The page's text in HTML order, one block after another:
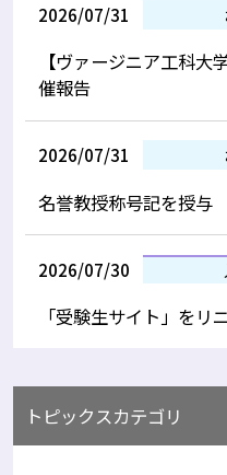
2026/07/31
【ヴァージニア工科
催報告
2026/07/31
名誉教授称号記を授与
2026/07/30
「受験生サイト」をリ
トピックスカテゴリ